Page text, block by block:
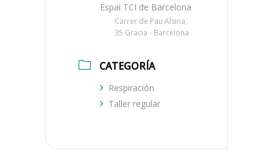
Espai TCI de Barcelona
Carrer de Pau Alsina,
35 Gracia - Barcelona
CATEGORÍA
Respiración
Taller regular